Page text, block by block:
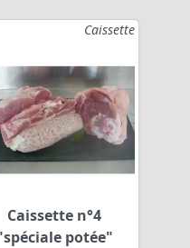
Caissette
Caissette n°4
potée"